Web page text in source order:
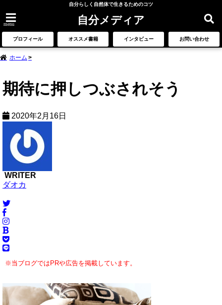
自分らしく自然体で生きるためのコツ
menu 自分メディア
プロフィール オススメ書籍 インタビュー お問い合わせ
ホーム
期待に押しつぶされそう
2020年2月16日
WRITER
ダオカ
※当ブログではPRや広告を掲載しています。